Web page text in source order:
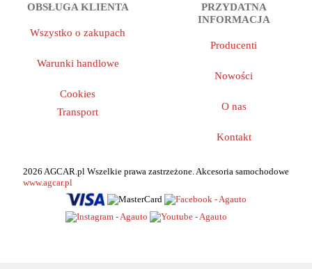
OBSŁUGA KLIENTA
Wszystko o zakupach
Warunki handlowe
Cookies
Transport
PRZYDATNA
INFORMACJA
Producenti
Nowości
O nas
Kontakt
2026 AGCAR.pl Wszelkie prawa zastrzeżone. Akcesoria samochodowe
www.agcar.pl